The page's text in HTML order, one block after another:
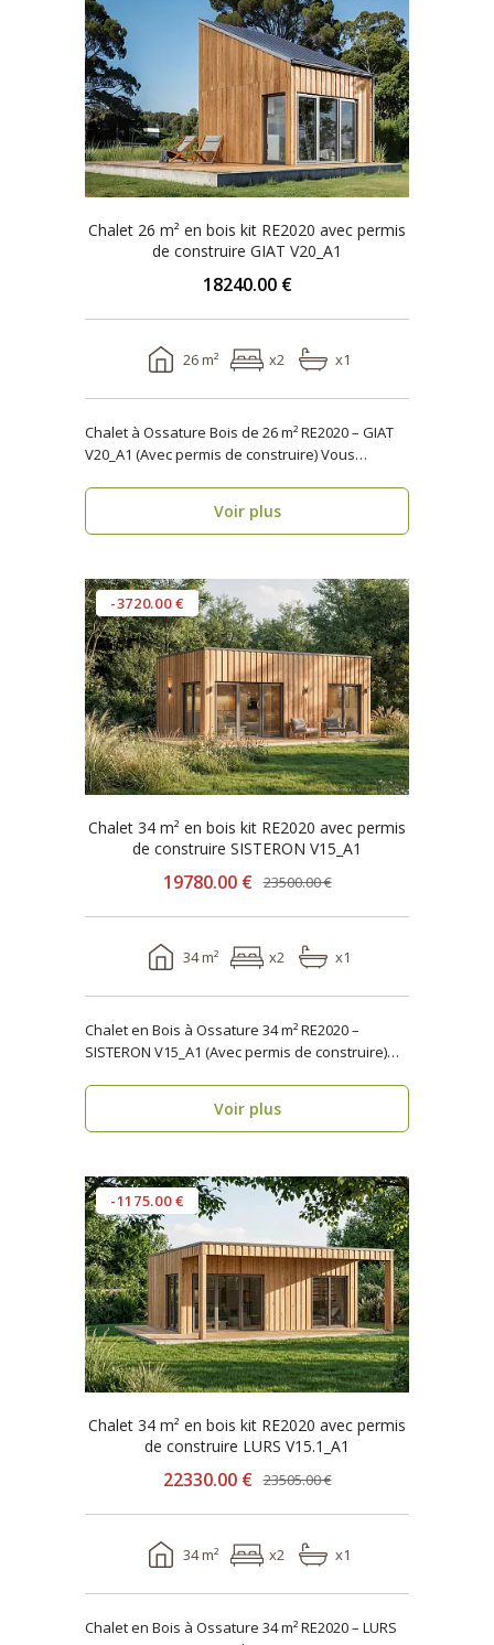
Chalet 26 m² en bois kit RE2020 avec permis
de construire GIAT V20_A1
18240.00 €
26 m² x2 x1
Chalet à Ossature Bois de 26 m² RE2020 – GIAT
V20_A1 (Avec permis de construire) Vous
Voir plus
-3720.00 €
Chalet 34 m² en bois kit RE2020 avec permis
de construire SISTERON V15_A1
19780.00 € 23500.00 €
34 m² x2 x1
Chalet en Bois à Ossature 34 m² RE2020 –
SISTERON V15_A1 (Avec permis de construire)
Voir plus
-1175.00 €
Chalet 34 m² en bois kit RE2020 avec permis
de construire LURS V15.1_A1
22330.00 € 23505.00 €
34 m² x2 x1
Chalet en Bois à Ossature 34 m² RE2020 – LURS